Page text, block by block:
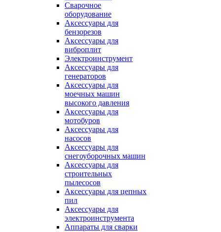
Сварочное
оборудование
Аксессуары для
бензорезов
Аксессуары для
виброплит
Электроинструмент
Аксессуары для
генераторов
Аксессуары для
моечных машин
высокого давления
Аксессуары для
мотобуров
Аксессуары для
насосов
Аксессуары для
снегоуборочных машин
Аксессуары для
строительных
пылесосов
Аксессуары для цепных
пил
Аксессуары для
электроинструмента
Аппараты для сварки